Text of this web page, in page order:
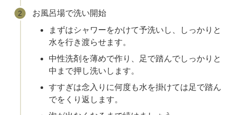
お風呂場で洗い開始
まずはシャワーをかけて予洗いし、しっかりと
水を行き渡らせます。
中性洗剤を薄めで作り、足で踏んでしっかりと
中まで押し洗いします。
すすぎは念入りに何度も水を掛けては足で踏ん
でをくり返します。